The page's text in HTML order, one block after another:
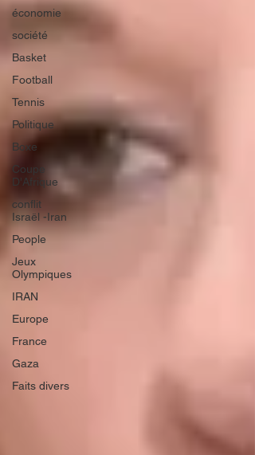
économie
société
Basket
Football
Tennis
Politique
Boxe
Coupe
D'Afrique
conflit
Israël -Iran
People
Jeux
Olympiques
IRAN
Europe
France
Gaza
Faits divers